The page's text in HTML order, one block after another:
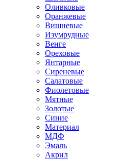
Оливковые
Оранжевые
Вишневые
Изумрудные
Венге
Ореховые
Янтарные
Сиреневые
Салатовые
Фиолетовые
Мятные
Золотые
Синие
Материал
МДФ
Эмаль
Акрил